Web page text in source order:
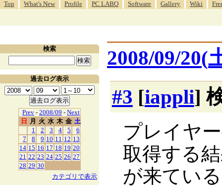
Top What's New Profile PC LABO Software Gallery Wiki
2008/09/20(
#3 [iappli]
プレイヤ
取得する
が来てい
検索
過去ログ表示
Prev - 2008/09 - Next
日
月 火 水 木 金 土
1
2 3 4 5
6
7
8 9 10 11 12 13
14 15 16 17 18 19 20
21 22 23 24 25 26 27
28 29 30
カテゴリで表示